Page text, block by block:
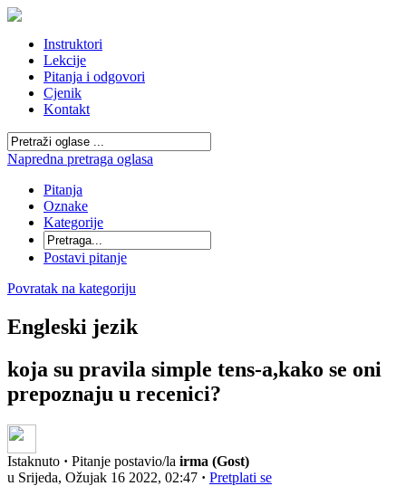
Instruktori
Lekcije
Pitanja i odgovori
Cjenik
Kontakt
Napredna pretraga oglasa
Pitanja
Oznake
Kategorije
Postavi pitanje
Povratak na kategoriju
Engleski jezik
koja su pravila simple tens-a,kako se oni
prepoznaju u recenici?
Istaknuto · Pitanje postavio/la irma (Gost)
u Srijeda, Ožujak 16 2022, 02:47 · Pretplati se